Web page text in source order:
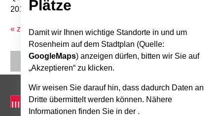
2010/6
« zurück zur Übersicht
Plätze
Damit wir Ihnen wichtige Standorte in und um
Rosenheim auf dem Stadtplan (Quelle:
GoogleMaps) anzeigen dürfen, bitten wir Sie auf
„Akzeptieren“ zu klicken.
Wir weisen Sie darauf hin, dass dadurch Daten an
Dritte übermittelt werden können. Nähere
Informationen finden Sie in der .